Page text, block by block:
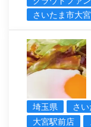
さいたま市大
埼玉県 さ
大宮駅前店